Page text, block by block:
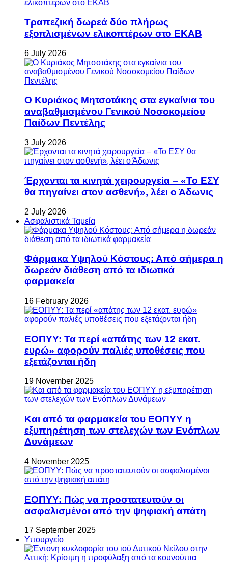
Τραπεζική δωρεά δύο πλήρως
εξοπλισμένων ελικοπτέρων στο ΕΚΑΒ
6 July 2026
Ο Κυριάκος Μητσοτάκης στα εγκαίνια του
αναβαθμισμένου Γενικού Νοσοκομείου
Παίδων Πεντέλης
3 July 2026
Έρχονται τα κινητά χειρουργεία – «Το ΕΣΥ
θα πηγαίνει στον ασθενή», λέει ο Άδωνις
2 July 2026
Ασφαλιστικά Ταμεία
Φάρμακα Υψηλού Κόστους: Από σήμερα η
δωρεάν διάθεση από τα ιδιωτικά
φαρμακεία
16 February 2026
ΕΟΠΥΥ: Τα περί «απάτης των 12 εκατ.
ευρώ» αφορούν παλιές υποθέσεις που
εξετάζονται ήδη
19 November 2025
Και από τα φαρμακεία του ΕΟΠΥΥ η
εξυπηρέτηση των στελεχών των Ενόπλων
Δυνάμεων
4 November 2025
ΕΟΠΥΥ: Πώς να προστατευτούν οι
ασφαλισμένοι από την ψηφιακή απάτη
17 September 2025
Υπουργείο